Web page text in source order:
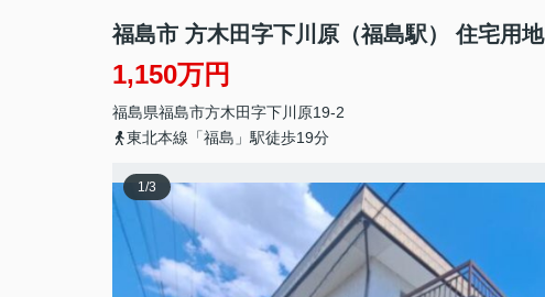
福島市 方木田字下川原（福島駅） 住宅用地
1,150万円
福島県福島市方木田字下川原19-2
東北本線「福島」駅徒歩19分
1/3